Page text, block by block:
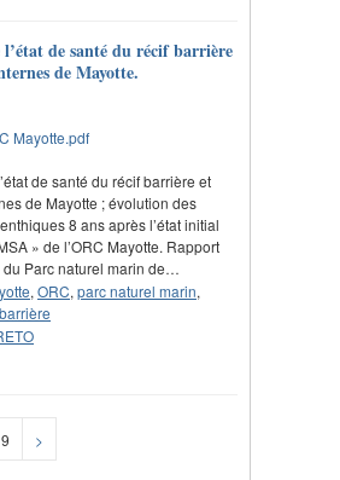
de santé du récif barrière
de Mayotte.
de santé du récif barrière et
de Mayotte ; évolution des
8 ans après l’état initial
» de l’ORC Mayotte. Rapport
du Parc naturel marin de…
,ORC,parc naturel marin,
>